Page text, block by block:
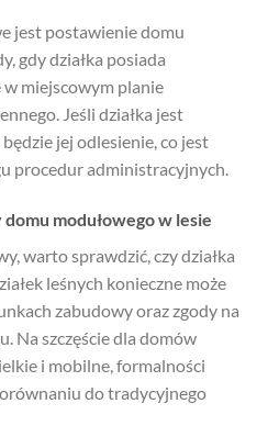
jest postawienie domu
gdy działka posiada
miejscowym planie
Jeśli działka jest
jej odlesienie, co jest
procedur administracyjnych.
modułowego w lesie
warto sprawdzić, czy działka
leśnych konieczne może
zabudowy oraz zgody na
Na szczęście dla domów
i mobilne, formalności
do tradycyjnego